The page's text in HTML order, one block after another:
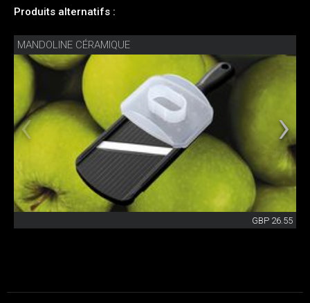
Produits alternatifs :
MANDOLINE CÉRAMIQUE
GBP 26.55